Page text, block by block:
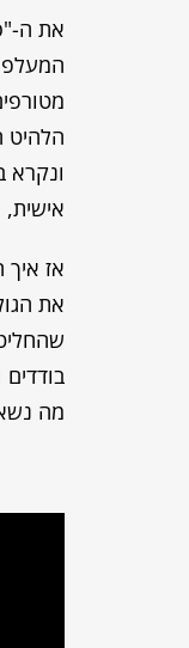
את ה-
הלהיט
ונקרא
אז
את
מה